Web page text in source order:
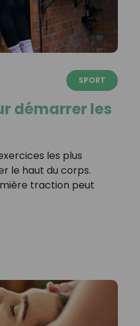
SPORT
démarrer les
les plus
le haut du corps.
traction peut